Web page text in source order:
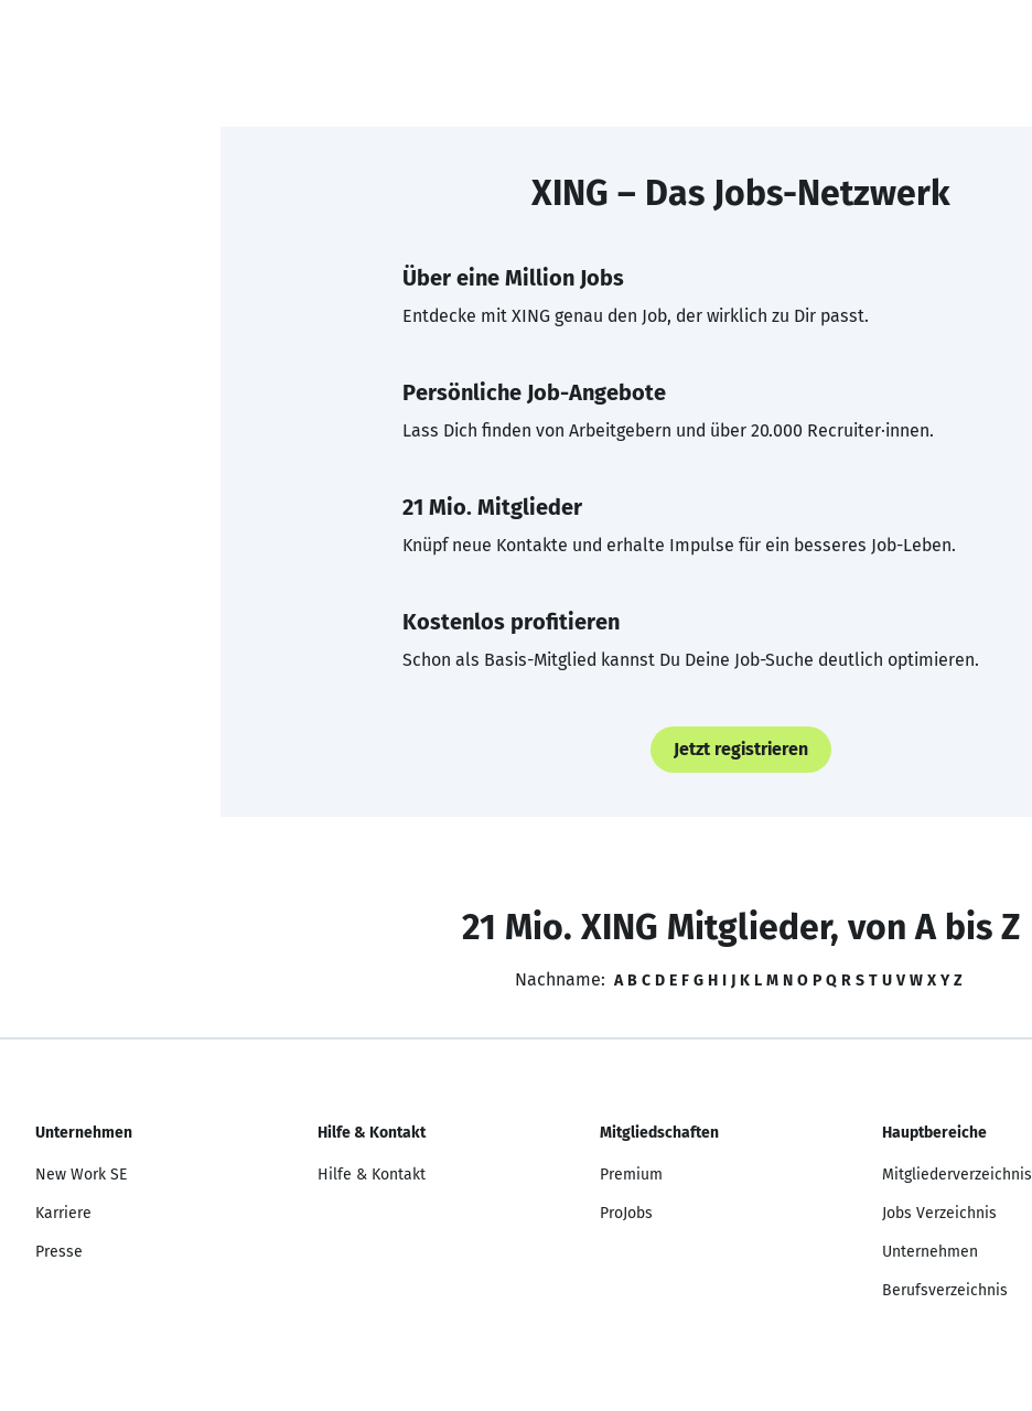
XING – Das Jobs-Netzwerk
Über eine Million Jobs
Entdecke mit XING genau den Job, der wirklich zu Dir passt.
Persönliche Job-Angebote
Lass Dich finden von Arbeitgebern und über 20.000 Recruiter·innen.
21 Mio. Mitglieder
Knüpf neue Kontakte und erhalte Impulse für ein besseres Job-Leben.
Kostenlos profitieren
Schon als Basis-Mitglied kannst Du Deine Job-Suche deutlich optimieren.
Jetzt registrieren
21 Mio. XING Mitglieder, von A bis Z
Nachname: A B C D E F G H I J K L M N O P Q R S T U V W X Y Z
Unternehmen
New Work SE
Karriere
Presse
Hilfe & Kontakt
Hilfe & Kontakt
Mitgliedschaften
Premium
ProJobs
Hauptbereiche
Mitgliederverzeichnis
Jobs Verzeichnis
Unternehmen
Berufsverzeichnis